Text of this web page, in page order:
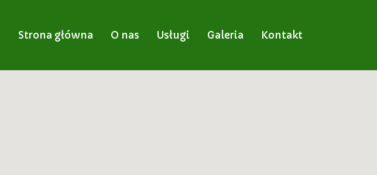
Strona główna O nas Usługi Galeria Kontakt